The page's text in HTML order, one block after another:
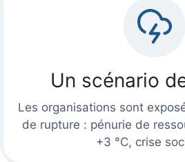
Un scénario
Les organisations sont
de rupture : pénurie de
+3 °C, crise